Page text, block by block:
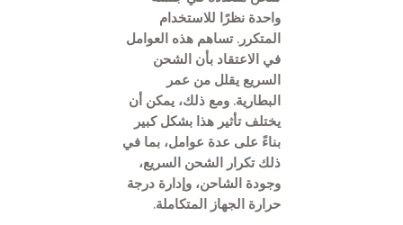
واحدة نظرًا للاستخدام
المتكرر. تساهم هذه العوامل
في الاعتقاد بأن الشحن
السريع يقلل من عمر
البطارية. ومع ذلك، يمكن أن
يختلف تأثير هذا بشكل كبير
بناءً على عدة عوامل، بما في
ذلك تكرار الشحن السريع،
وجودة الشاحن، وإدارة درجة
حرارة الجهاز المتكاملة.